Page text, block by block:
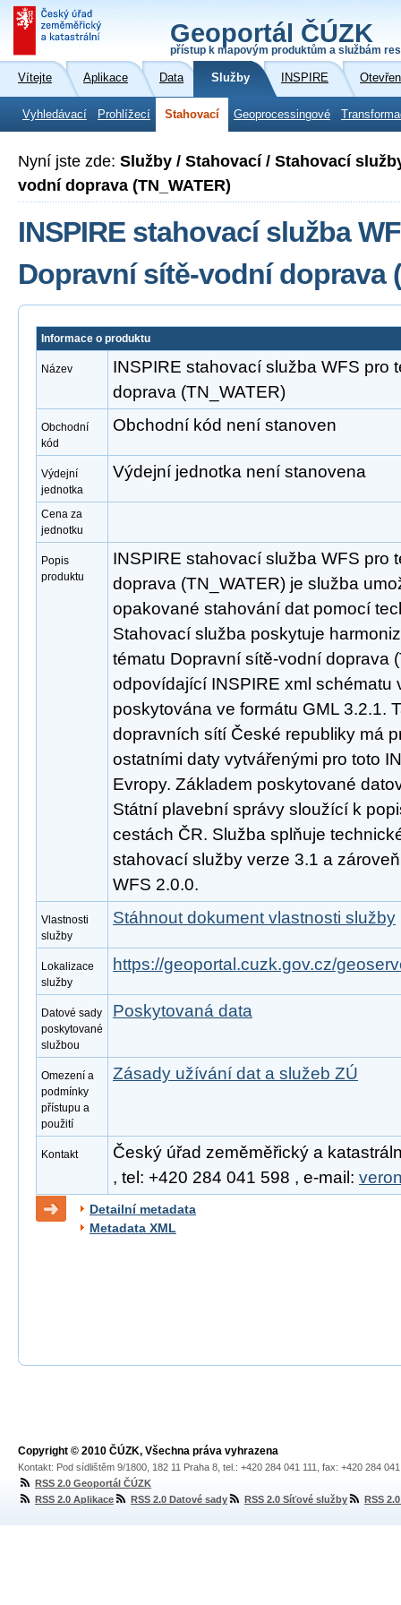
Geoportál ČÚZK
přístup k mapovým produktům a službám
Vítejte Aplikace Data Služby INSPIRE
Vyhledávací Prohlížecí Stahovací Geoprocessingové
Nyní jste zde: Služby / Stahovací / Stahovací
vodní doprava (TN_WATER)
INSPIRE stahovací služba
Dopravní sítě-vodní doprava
Informace o produktu
Název
INSPIRE stahovací služba WFS pro
doprava (TN_WATER)
Obchodní
kód
Obchodní kód není stanoven
Výdejní
jednotka
Výdejní jednotka není stanovena
Cena za
jednotku
Popis
produktu
INSPIRE stahovací služba WFS pro
doprava (TN_WATER) je služba
opakované stahování dat pomocí
Stahovací služba poskytuje
tématu Dopravní sítě-vodní doprava
odpovídající INSPIRE xml schématu
poskytována ve formátu GML 3.2.1.
dopravních sítí České republiky má
ostatními daty vytvářenými pro toto
Evropy. Základem poskytované
Státní plavební správy sloužící k
cestách ČR. Služba splňuje
stahovací služby verze 3.1 a
WFS 2.0.0.
Vlastnosti
služby
Stáhnout dokument vlastnosti služby
Lokalizace
služby
https://geoportal.cuzk.gov.cz/
Datové sady
poskytované
službou
Poskytovaná data
Omezení a
podmínky
přístupu a
použití
Zásady užívání dat a služeb ZÚ
Kontakt
Český úřad zeměměřický a
, tel: +420 284 041 598 , e-mail:
Detailní metadata
Metadata XML
Copyright © 2010 ČÚZK, Všechna práva vyhrazena
Kontakt: Pod sídlištěm 9/1800, 182 11 Praha 8, tel.: +420 284 041 111, fax: +420 284
RSS 2.0 Geoportál ČÚZK
RSS 2.0 Aplikace
RSS 2.0 Datové sady RSS 2.0 Síťové služby RSS